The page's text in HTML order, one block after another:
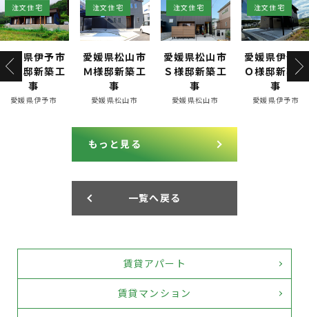
市
工
注文住宅
愛媛県松山市
Ｍ様邸新築工
愛媛県松山市
注文住宅
愛媛県松山市
Ｓ様邸新築工
愛媛県松山市
注文住宅
愛媛県伊予市
Ｏ様邸新築工
愛媛県伊予市
注文
愛媛
Ｙ様
愛媛
もっと見る
一覧へ戻る
賃貸アパート
賃貸マンション